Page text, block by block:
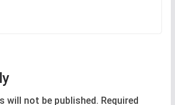
will not be published. Required